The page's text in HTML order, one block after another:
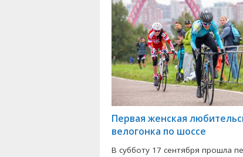
Первая женская
велогонка по шоссе
В субботу 17 сентября прошла